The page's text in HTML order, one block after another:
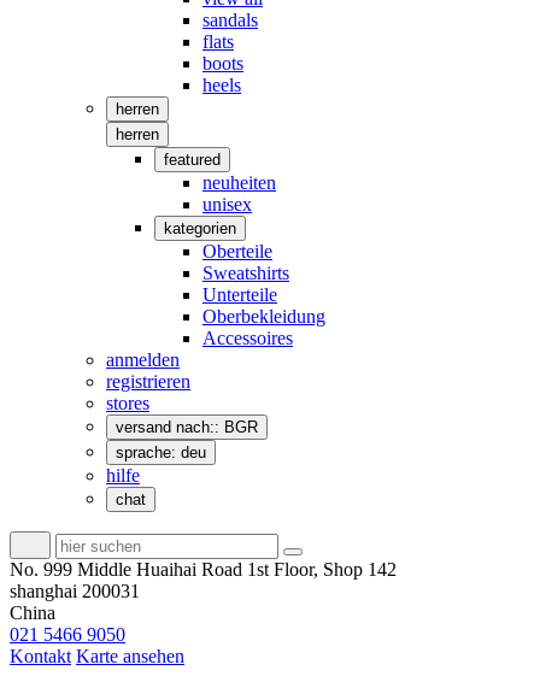
sandals
flats
boots
heels
herren
herren
featured
neuheiten
unisex
kategorien
Oberteile
Sweatshirts
Unterteile
Oberbekleidung
Accessoires
anmelden
registrieren
stores
versand nach:: BGR
sprache: deu
hilfe
chat
No. 999 Middle Huaihai Road 1st Floor, Shop 142
shanghai 200031
China
021 5466 9050
Kontakt Karte ansehen